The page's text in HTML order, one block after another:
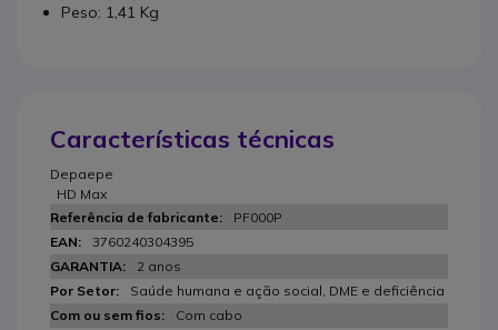
Peso: 1,41 Kg
Características técnicas
Depaepe
HD Max
PF000P
3760240304395
2 anos
Saúde humana e ação social, DME e deficiência
Com cabo